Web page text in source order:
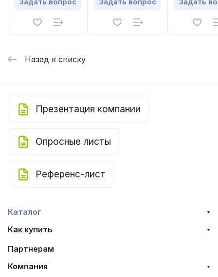
Назад к списку
Презентация компании
Опросные листы
Референс-лист
Каталог
Как купить
Партнерам
Компания